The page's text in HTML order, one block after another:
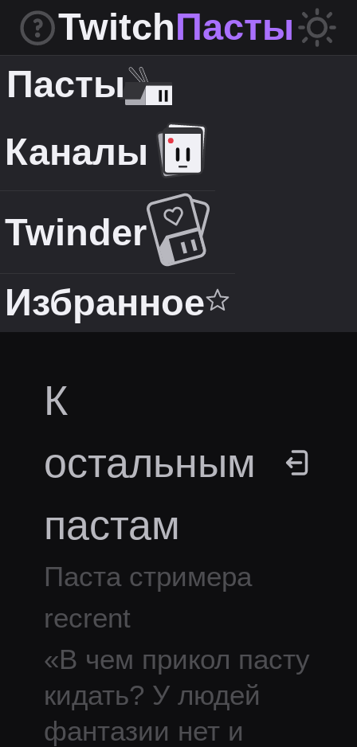
TwitchПасты
Пасты
Каналы
Twinder
Избранное
К
остальным
пастам
Паста стримера
recrent
«В чем прикол пасту
кидать? У людей
фантазии нет и